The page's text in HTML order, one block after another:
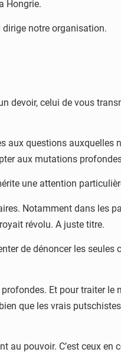
Hongrie.
dirige notre organisation.
devoir, celui de vous
questions auxquelles
aux mutations
une attention
Notamment dans les
révolu. A juste titre.
de dénoncer les seules
Et pour traiter
que les vrais
pouvoir. C’est ceux